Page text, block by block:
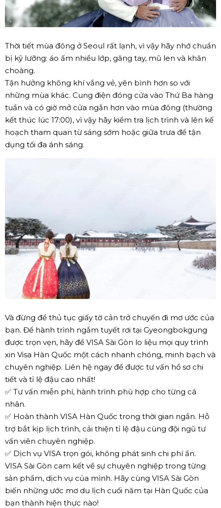
Thời tiết mùa đông ở Seoul rất lạnh, vì vậy hãy nhớ chuẩn
bị kỹ lưỡng: áo ấm nhiều lớp, găng tay, mũ len và khăn
choàng.
Tận hưởng không khí vắng vẻ, yên bình hơn so với
những mùa khác. Cung điện đóng cửa vào Thứ Ba hàng
tuần và có giờ mở cửa ngắn hơn vào mùa đông (thường
kết thúc lúc 17:00), vì vậy hãy kiểm tra lịch trình và lên kế
hoạch tham quan từ sáng sớm hoặc giữa trưa để tận
dụng tối đa ánh sáng.
Và đừng để thủ tục giấy tờ cản trở chuyến đi mơ ước của
bạn. Để hành trình ngắm tuyết rơi tại Gyeongbokgung
được trọn vẹn, hãy để VISA Sài Gòn lo liệu mọi quy trình
xin Visa Hàn Quốc một cách nhanh chóng, minh bạch và
chuyên nghiệp. Liên hệ ngay để được tư vấn hồ sơ chi
tiết và tỉ lệ đậu cao nhất!
✅ Tư vấn miễn phí, hành trình phù hợp cho từng cá
nhân.
✅ Hoàn thành VISA Hàn Quốc trong thời gian ngắn. Hỗ
trợ bắt kịp lịch trình, cải thiện tỉ lệ đậu cùng đội ngũ tư
vấn viên chuyên nghiệp.
✅ Dịch vụ VISA trọn gói, không phát sinh chi phí ẩn.
VISA Sài Gòn cam kết về sự chuyên nghiệp trong từng
sản phẩm, dịch vụ của mình. Hãy cùng VISA Sài Gòn
biến những ước mơ du lịch cuối năm tại Hàn Quốc của
bạn thành hiện thực nào!